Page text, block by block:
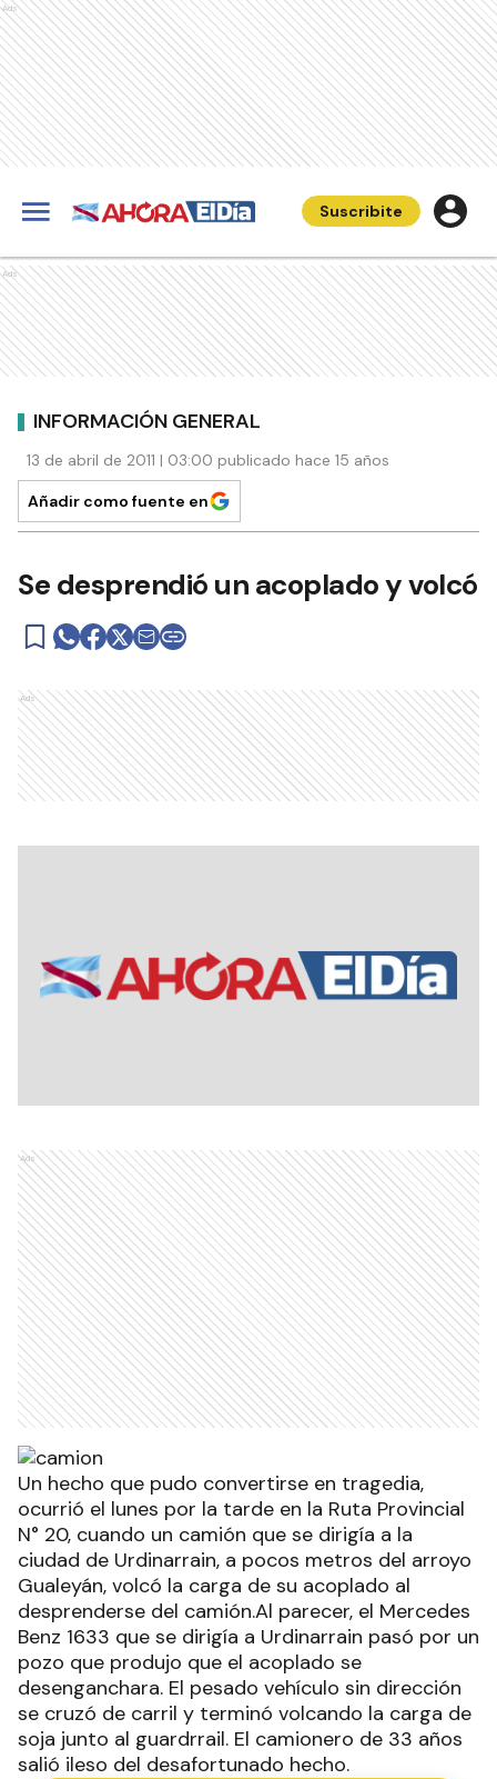
Ads
Suscribite
Ads
INFORMACIÓN GENERAL
13 de abril de 2011 | 03:00 publicado hace 15 años
Añadir como fuente en
Se desprendió un acoplado y volcó
Ads
Ads
Un hecho que pudo convertirse en tragedia,
ocurrió el lunes por la tarde en la Ruta Provincial
N° 20, cuando un camión que se dirigía a la
ciudad de Urdinarrain, a pocos metros del arroyo
Gualeyán, volcó la carga de su acoplado al
desprenderse del camión.Al parecer, el Mercedes
Benz 1633 que se dirigía a Urdinarrain pasó por un
pozo que produjo que el acoplado se
desenganchara. El pesado vehículo sin dirección
se cruzó de carril y terminó volcando la carga de
soja junto al guardrrail. El camionero de 33 años
salió ileso del desafortunado hecho.